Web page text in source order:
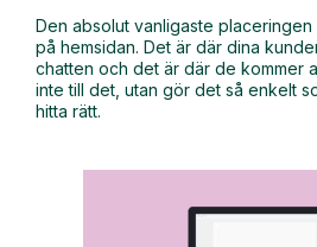
Den absolut vanligaste
på hemsidan. Det är där dina
chatten och det är där de kommer
inte till det, utan gör det så enkelt
hitta rätt.